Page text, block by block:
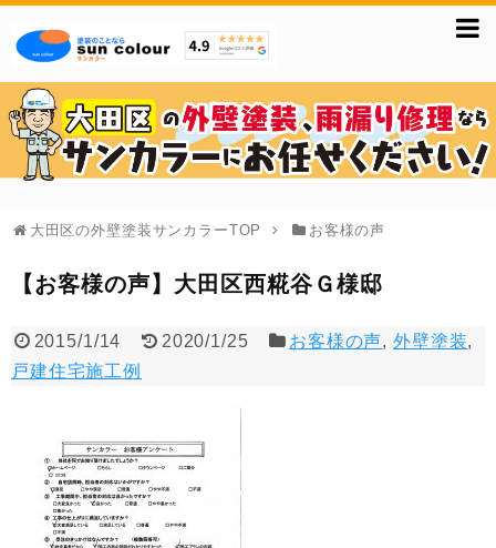
大田区の外壁塗装サンカラーTOP お客様の声
【お客様の声】大田区西糀谷Ｇ様邸
2015/1/14 2020/1/25 お客様の声,外壁塗装,
戸建住宅施工例